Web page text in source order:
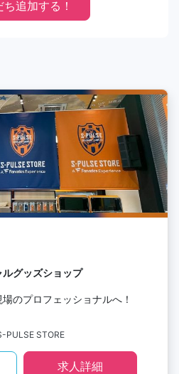
ち追加する！
グッズショップ
のプロフェッショナルへ！
PULSE STORE
求人詳細